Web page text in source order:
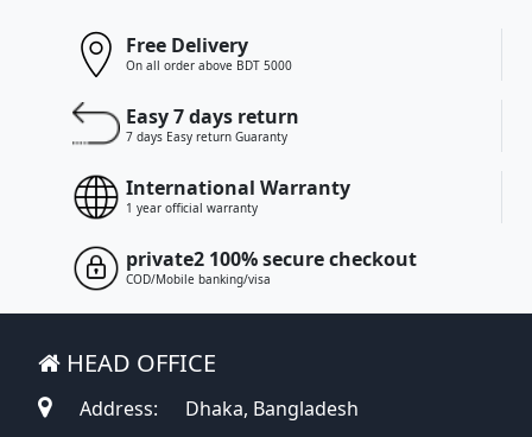
Free Delivery
On all order above BDT 5000
Easy 7 days return
7 days Easy return Guaranty
International Warranty
1 year official warranty
private2 100% secure checkout
COD/Mobile banking/visa
HEAD OFFICE
Address:
Dhaka, Bangladesh